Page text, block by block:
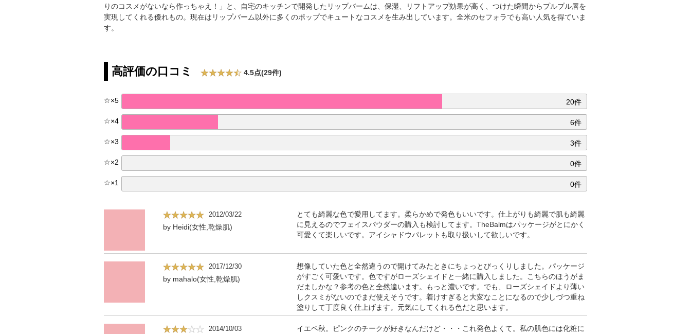
りのコスメがないなら作っちゃえ！」と、自宅のキッチンで開発したリップバームは、保湿、リフトアップ効果が高く、つけた瞬間からプルプル唇を
実現してくれる優れもの。現在はリップバーム以外に多くのポップでキュートなコスメを生み出しています。全米のセフォラでも高い人気を得ていま
す。
高評価の口コミ 4.5点(29件)
☆×5 20件
☆×4 6件
☆×3 3件
☆×2 0件
☆×1 0件
2012/03/22
by Heidi(女性,乾燥肌)
とても綺麗な色で愛用してます。柔らかめで発色もいいです。仕上がりも綺麗で肌も綺麗
に見えるのでフェイスパウダーの購入も検討してます。TheBalmはパッケージがとにかく
可愛くて楽しいです。アイシャドウパレットも取り扱いして欲しいです。
2017/12/30
by mahalo(女性,乾燥肌)
想像していた色と全然違うので開けてみたときにちょっとびっくりしました。パッケージ
がすごく可愛いです。色ですがローズシェイドと一緒に購入しました。こちらのほうがま
だましかな？参考の色と全然違います。もっと濃いです。でも、ローズシェイドより薄い
しクスミがないのでまだ使えそうです。着けすぎると大変なことになるので少しづつ重ね
塗りして丁度良く仕上げます。元気にしてくれる色だと思います。
2014/10/03
イエベ秋。ピンクのチークが好きなんだけど・・・これ発色よくて。私の肌色には化粧に